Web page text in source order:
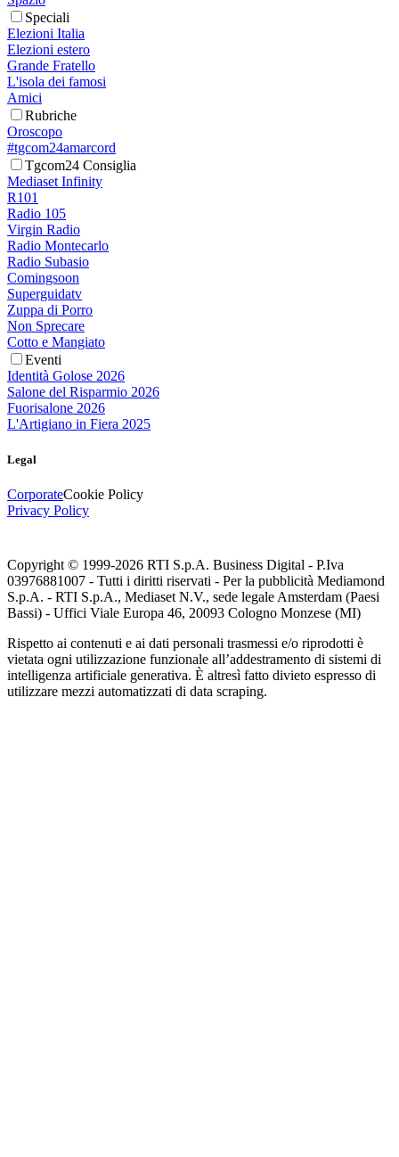
Speciali
Elezioni Italia
Elezioni estero
Grande Fratello
L'isola dei famosi
Amici
Rubriche
Oroscopo
#tgcom24amarcord
Tgcom24 Consiglia
Mediaset Infinity
R101
Radio 105
Virgin Radio
Radio Montecarlo
Radio Subasio
Comingsoon
Superguidatv
Zuppa di Porro
Non Sprecare
Cotto e Mangiato
Eventi
Identità Golose 2026
Salone del Risparmio 2026
Fuorisalone 2026
L'Artigiano in Fiera 2025
Legal
CorporateCookie Policy
Privacy Policy
Copyright © 1999-2026 RTI S.p.A. Business Digital - P.Iva
03976881007 - Tutti i diritti riservati - Per la pubblicità Mediamond
S.p.A. - RTI S.p.A., Mediaset N.V., sede legale Amsterdam (Paesi
Bassi) - Uffici Viale Europa 46, 20093 Cologno Monzese (MI)
Rispetto ai contenuti e ai dati personali trasmessi e/o riprodotti è
vietata ogni utilizzazione funzionale all’addestramento di sistemi di
intelligenza artificiale generativa. È altresì fatto divieto espresso di
utilizzare mezzi automatizzati di data scraping.